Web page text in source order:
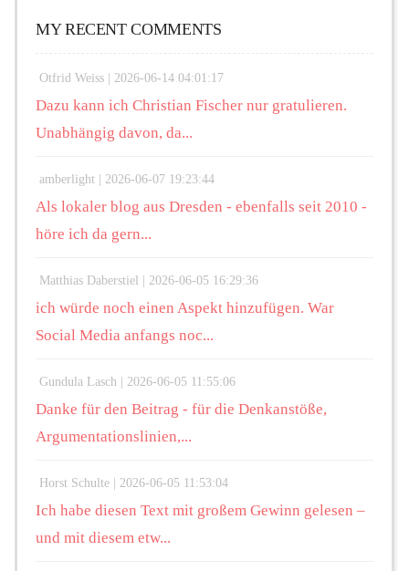
MY RECENT COMMENTS
Otfrid Weiss | 2026-06-14 04:01:17
Dazu kann ich Christian Fischer nur gratulieren.
Unabhängig davon, da...
amberlight | 2026-06-07 19:23:44
Als lokaler blog aus Dresden - ebenfalls seit 2010 -
höre ich da gern...
Matthias Daberstiel | 2026-06-05 16:29:36
ich würde noch einen Aspekt hinzufügen. War
Social Media anfangs noc...
Gundula Lasch | 2026-06-05 11:55:06
Danke für den Beitrag - für die Denkanstöße,
Argumentationslinien,...
Horst Schulte | 2026-06-05 11:53:04
Ich habe diesen Text mit großem Gewinn gelesen –
und mit diesem etw...